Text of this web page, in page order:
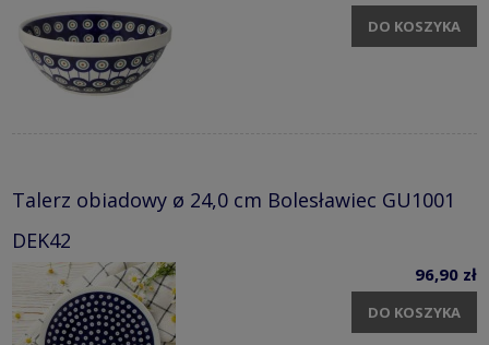
DO KOSZYKA
Talerz obiadowy ø 24,0 cm Bolesławiec GU1001
DEK42
96,90 zł
DO KOSZYKA